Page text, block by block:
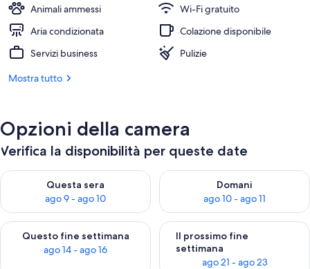
Pasti
Animali ammessi
Wi-Fi gratuito
Aria condizionata
Colazione disponibile
Servizi business
Pulizie
Mostra tutto
Opzioni della camera
Verifica la disponibilità per queste date
Questa sera
ago 9 - ago 10
Verifica la disponibilità per questa sera, ago 9 - ago 10
Domani
ago 10 - ago 11
Verifica la disponibilità per
Questo fine settimana
ago 14 - ago 16
Verifica la disponibilità per questo fine settimana, ago 14 -
Il prossimo fine
settimana
ago 21 - ago 23
Verifica la disponibilità per il